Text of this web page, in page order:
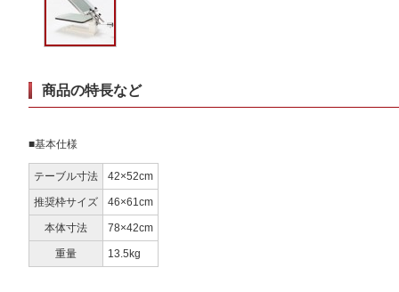
商品の特長など
■基本仕様
テーブル寸法 42×52cm
推奨枠サイズ 46×61cm
本体寸法 78×42cm
重量 13.5kg